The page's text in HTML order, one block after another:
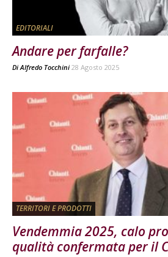
EDITORIALI
Andare per farfalle?
DiAlfredo Tocchini 28 Agosto 2025
TERRITORI E PRODOTTI
Vendemmia 2025, calo
qualità confermata per il